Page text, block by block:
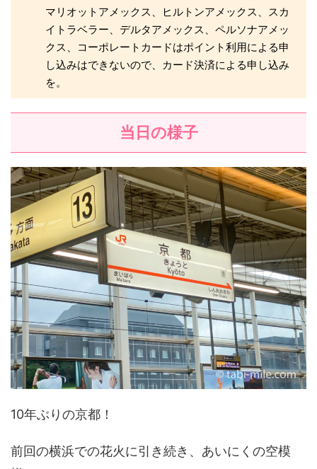
マリオットアメックス、ヒルトンアメックス、スカ
イトラベラー、デルタアメックス、ペルソナアメッ
クス、コーポレートカードはポイント利用による申
し込みはできないので、カード決済による申し込み
を。
当日の様子
10年ぶりの京都！
前回の横浜での花火に引き続き、あいにくの空模